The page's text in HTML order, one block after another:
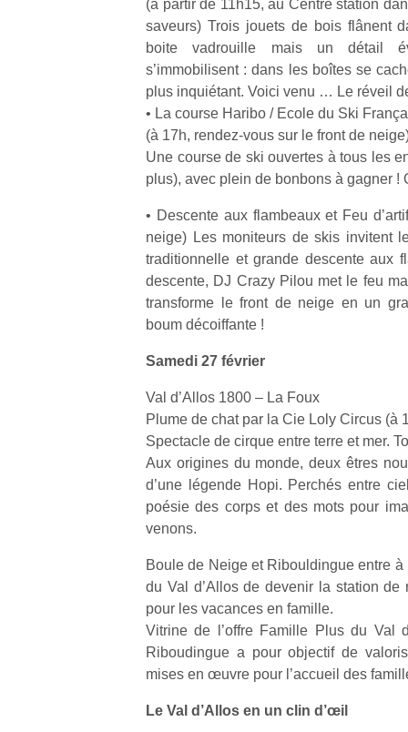
(à partir de 11h15, au Centre station
saveurs) Trois jouets de bois flânent
boite vadrouille mais un détail
s’immobilisent : dans les boîtes se
plus inquiétant. Voici venu … Le réveil
• La course Haribo / Ecole du Ski
(à 17h, rendez-vous sur le front de
Une course de ski ouvertes à tous les
plus), avec plein de bonbons à gagner !
• Descente aux flambeaux et Feu
neige) Les moniteurs de skis invitent
traditionnelle et grande descente aux
descente, DJ Crazy Pilou met le feu
transforme le front de neige en un
boum décoiffante !
Samedi 27 février
Val d’Allos 1800 – La Foux
Plume de chat par la Cie Loly Circus (à
Spectacle de cirque entre terre et mer.
Aux origines du monde, deux êtres
d’une légende Hopi. Perchés entre
poésie des corps et des mots pour
venons.
Boule de Neige et Ribouldingue entre
du Val d’Allos de devenir la station de
pour les vacances en famille.
Vitrine de l’offre Famille Plus du Val
Riboudingue a pour objectif de
mises en œuvre pour l’accueil des
Le Val d’Allos en un clin d’œil
NextGen,
une
nouvelle
trottinette
mécanique
Beeper
Les
enfants
débordent
souvent
Varier les
occupations
n’est pas
toujours
Conjuguer
activité
physique
ou
apprentissage…
Des
trampolines
pour les
grands et
les petits !
Durant les
vacances
et avec le
retour des
beaux
jours, c’est
rêvée
de